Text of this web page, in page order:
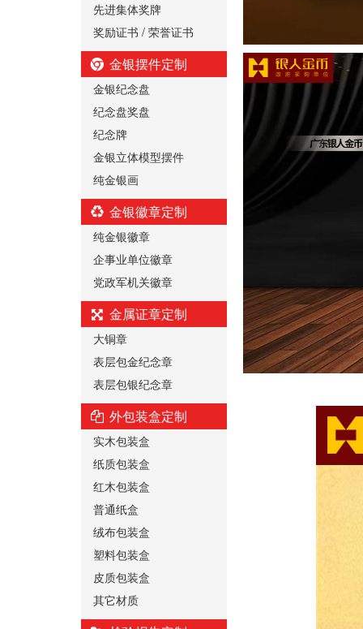
先进集体奖牌
奖励证书 / 荣誉证书
金银摆件定制
金银纪念盘
纪念盘奖盘
纪念牌
金银立体模型摆件
纯金银画
金银徽章定制
纯金银徽章
企事业单位徽章
党政军机关徽章
金属证章定制
大铜章
表层包金纪念章
表层包银纪念章
外包装盒定制
实木包装盒
纸质包装盒
红木包装盒
普通纸盒
绒布包装盒
塑料包装盒
皮质包装盒
其它材质